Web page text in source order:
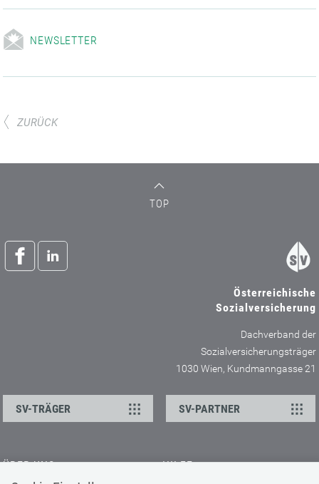
NEWSLETTER
ZURÜCK
TOP
Österreichische
Sozialversicherung
Dachverband der
Sozialversicherungsträger
1030 Wien, Kundmanngasse 21
SV-TRÄGER SV-PARTNER
ÜBER UNS HILFE